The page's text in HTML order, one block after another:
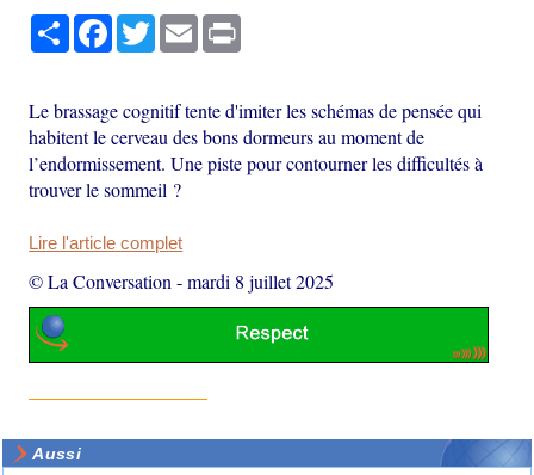
PartagerFacebook
TwitterEmail
Le brassage cognitif tente d'imiter les schémas de pensée qui
habitent le cerveau des bons dormeurs au moment de
l’endormissement. Une piste pour contourner les difficultés à
trouver le sommeil ?
Lire l'article complet
© La Conversation -mardi 8 juillet 2025
Aussi